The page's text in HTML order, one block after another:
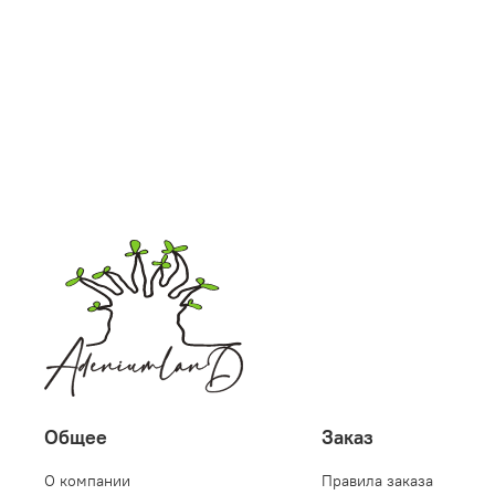
Общее
О компании
Заказ
Правила заказа